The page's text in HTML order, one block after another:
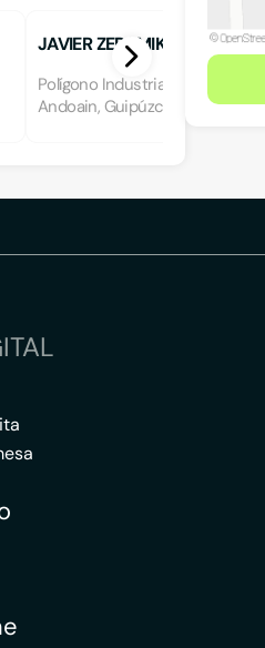
JAVIER ZERAMIKAK
Polígono Industrial Borda Berri s/
Andoain, Guipúzcoa